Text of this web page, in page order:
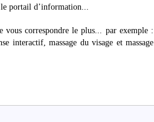
portail d’information...
vous correspondre le plus... par exemple :
interactif, massage du visage et massage